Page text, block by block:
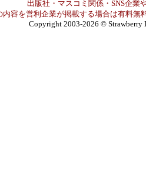
出版社・マスコミ関係・SNS企業
内容を営利企業が掲載する場合は有料無
Copyright 2003-2026 © Strawberry